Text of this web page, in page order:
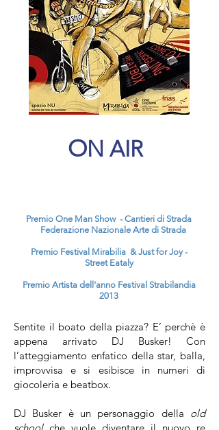
ON AIR
Premio One Man Show - Cantieri di Strada
Federazione Nazionale Arte di Strada
Premio Festival Mirabilia & Just for Joy -
Street Eataly
Premio Artista dell'anno Festival Strabilandia
2013
Sentite il boato della piazza? E’ perchè è
appena arrivato DJ Busker! Con
l’atteggiamento enfatico della star, balla,
improvvisa e si esibisce in numeri di
giocoleria e beatbox.
DJ Busker è un personaggio della old